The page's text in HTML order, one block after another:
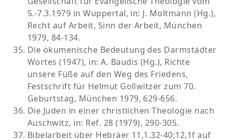
5.-7.3.1979 in Wuppertal, in: J. Moltmann (Hg.),
Recht auf Arbeit, Sinn der Arbeit, München
1979, 84-134.
Die ökumenische Bedeutung des Darmstädter
Wortes (1947), in: A. Baudis (Hg.), Richte
unsere Füße auf den Weg des Friedens,
Festschrift für Helmut Gollwitzer zum 70.
Geburtstag, München 1979, 629-656.
Die Juden in einer christlichen Theologie nach
Auschwitz, in: Ref. 28 (1979), 290-305.
Bibelarbeit über Hebräer 11,1.32-40;12,1f auf